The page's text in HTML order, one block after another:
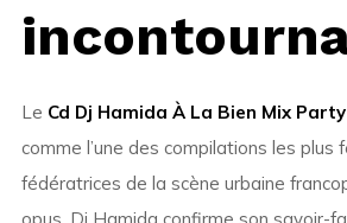
Le Cd Dj Hamida À La Bien Mix
comme l’une des compilations les plus
fédératrices de la scène urbaine